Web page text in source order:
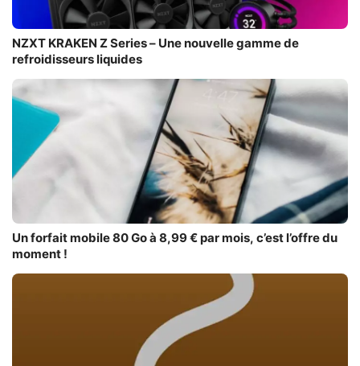
NZXT KRAKEN Z Series – Une nouvelle gamme de
refroidisseurs liquides
Un forfait mobile 80 Go à 8,99 € par mois, c’est l’offre du
moment !